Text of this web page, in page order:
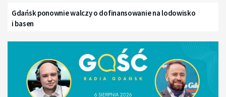
Gdańsk ponownie walczy o dofinansowanie na lodowisko
i basen